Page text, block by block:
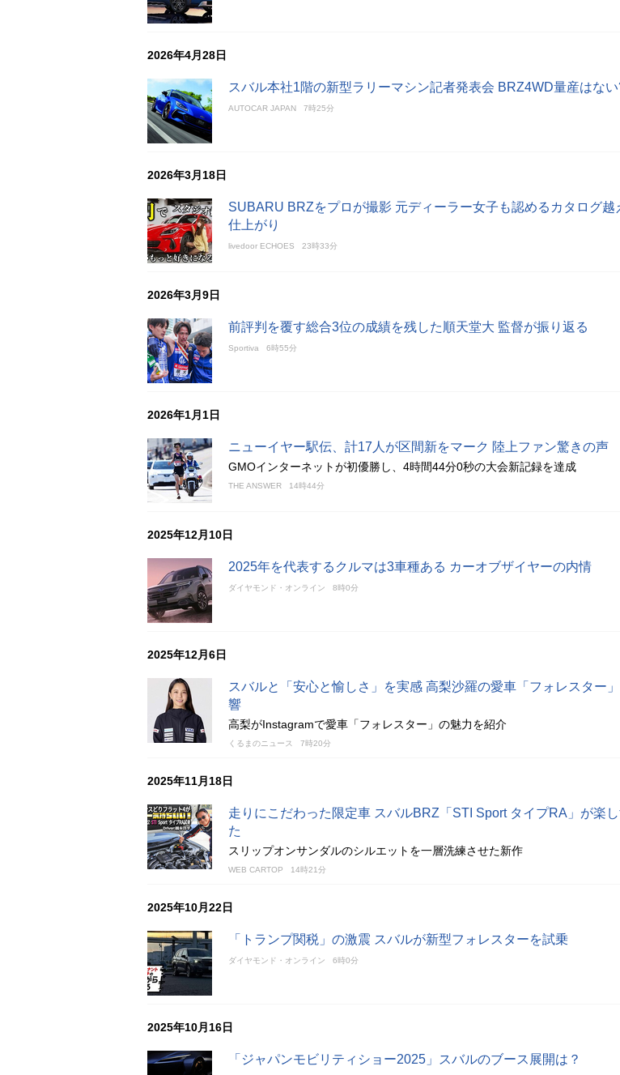
2026年4月28日
スバル本社1階の新型ラリーマシン記者発表会 BRZ4WD量産はな
AUTOCAR JAPAN 7時25分
2026年3月18日
SUBARU BRZをプロが撮影 元ディーラー女子も認めるカタログ越
仕上がり
livedoor ECHOES 23時33分
2026年3月9日
前評判を覆す総合3位の成績を残した順天堂大 監督が振り返る
Sportiva 6時55分
2026年1月1日
ニューイヤー駅伝、計17人が区間新をマーク 陸上ファン驚きの声
GMOインターネットが初優勝し、4時間44分0秒の大会新記録を達成
THE ANSWER 14時44分
2025年12月10日
2025年を代表するクルマは3車種ある カーオブザイヤーの内情
ダイヤモンド・オンライン 8時0分
2025年12月6日
スバルと「安心と愉しさ」を実感 高梨沙羅の愛車「フォレスター
響
高梨がInstagramで愛車「フォレスター」の魅力を紹介
くるまのニュース 7時20分
2025年11月18日
走りにこだわった限定車 スバルBRZ「STI Sport タイプRA」が楽
た
スリップオンサンダルのシルエットを一層洗練させた新作
WEB CARTOP 14時21分
2025年10月22日
「トランプ関税」の激震 スバルが新型フォレスターを試乗
ダイヤモンド・オンライン 6時0分
2025年10月16日
「ジャパンモビリティショー2025」スバルのブース展開は？